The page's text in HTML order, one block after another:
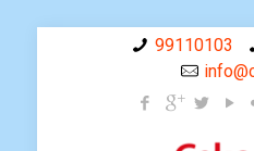
99110103